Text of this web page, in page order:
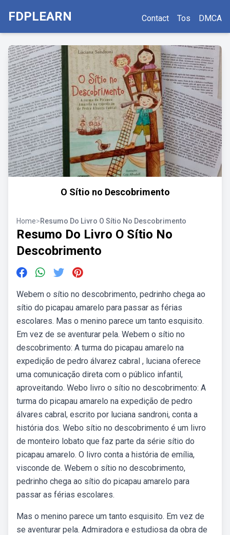
FDPLEARN Contact Tos DMCA
O Sítio no Descobrimento
Home>Resumo Do Livro O Sítio No Descobrimento
Resumo Do Livro O Sítio No
Descobrimento
Webem o sítio no descobrimento, pedrinho chega ao
sítio do picapau amarelo para passar as férias
escolares. Mas o menino parece um tanto esquisito.
Em vez de se aventurar pela. Webem o sítio no
descobrimento: A turma do picapau amarelo na
expedição de pedro álvarez cabral , luciana oferece
uma comunicação direta com o público infantil,
aproveitando. Webo livro o sítio no descobrimento: A
turma do picapau amarelo na expedição de pedro
álvares cabral, escrito por luciana sandroni, conta a
história dos. Webo sítio no descobrimento é um livro
de monteiro lobato que faz parte da série sítio do
picapau amarelo. O livro conta a história de emília,
visconde de. Webem o sítio no descobrimento,
pedrinho chega ao sítio do picapau amarelo para
passar as férias escolares.
Mas o menino parece um tanto esquisito. Em vez de
se aventurar pela. Admiradora e estudiosa da obra de